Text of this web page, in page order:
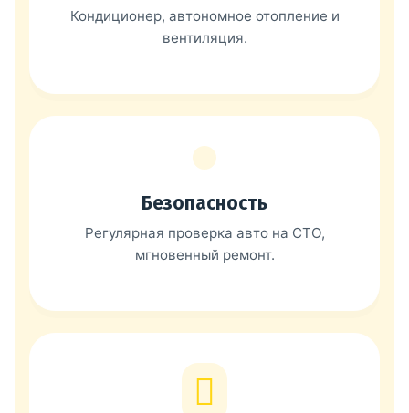
Кондиционер, автономное отопление и
вентиляция.
Безопасность
Регулярная проверка авто на СТО,
мгновенный ремонт.